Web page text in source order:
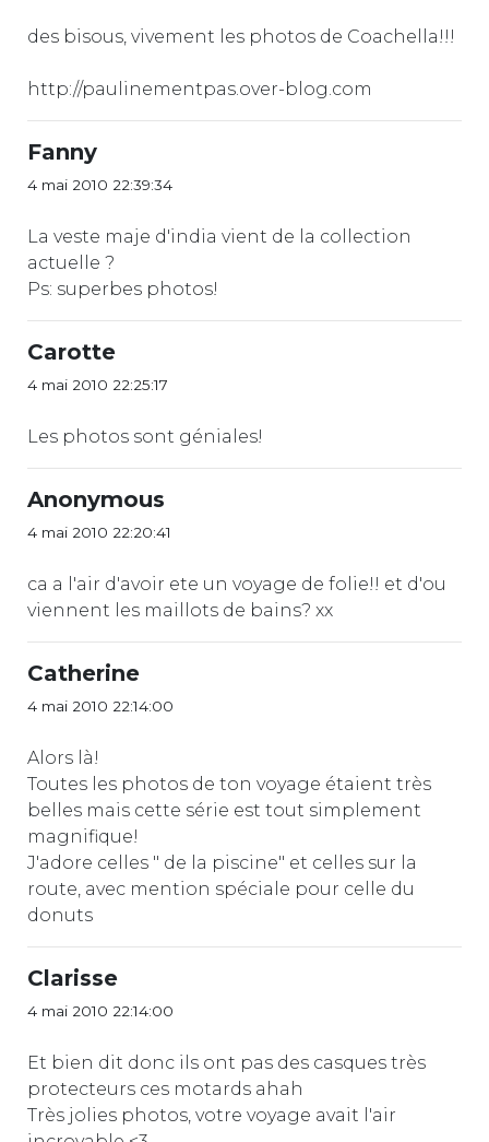
des bisous, vivement les photos de Coachella!!!
http://paulinementpas.over-blog.com
Fanny
4 mai 2010 22:39:34
La veste maje d'india vient de la collection
actuelle ?
Ps: superbes photos!
Carotte
4 mai 2010 22:25:17
Les photos sont géniales!
Anonymous
4 mai 2010 22:20:41
ca a l'air d'avoir ete un voyage de folie!! et d'ou
viennent les maillots de bains? xx
Catherine
4 mai 2010 22:14:00
Alors là!
Toutes les photos de ton voyage étaient très
belles mais cette série est tout simplement
magnifique!
J'adore celles " de la piscine" et celles sur la
route, avec mention spéciale pour celle du
donuts
Clarisse
4 mai 2010 22:14:00
Et bien dit donc ils ont pas des casques très
protecteurs ces motards ahah
Très jolies photos, votre voyage avait l'air